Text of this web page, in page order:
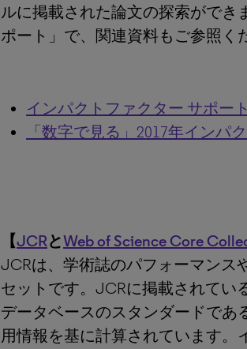
ルに掲載された論文の探索ができ
ポート」で、関連資料もご参照く
インパクトファクター サポート
「数字で見る」2017年インパ
【JCRとWeb of Science Core
JCRは、学術誌のパフォーマンス
セットです。JCRに掲載されてい
データベースのスタンダードであ
用情報を基に計算されています。